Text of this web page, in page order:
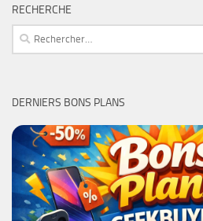
RECHERCHE
Rechercher :
DERNIERS BONS PLANS